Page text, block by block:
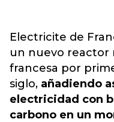
Electricite de
un nuevo reactor
francesa por
siglo, añadiendo
electricidad con
carbono en un